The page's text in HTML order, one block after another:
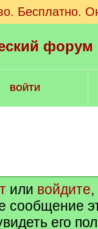
Бесплатно.
ВОЙТИ
или войдите
сообщение
его